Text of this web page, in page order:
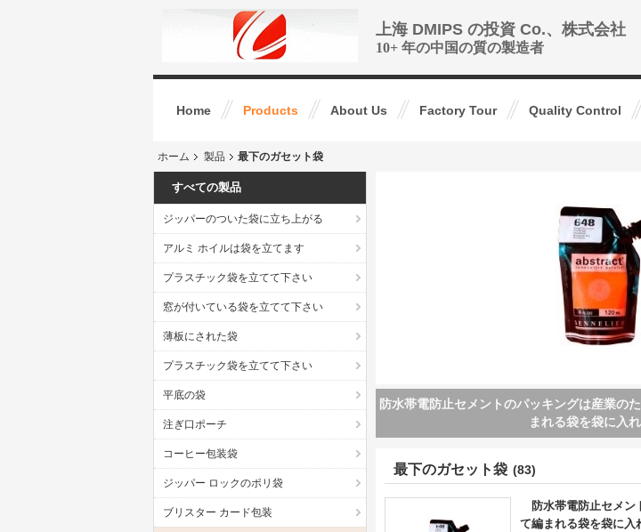
上海 DMIPS の投資 Co.、株式会社
10+ 年の中国の質の製造者
Home Products About Us Factory Tour Quality Control
ホーム 製品 最下のガセット袋
すべての製品
ジッパーのついた袋に立ち上がる
アルミ ホイルは袋を立てます
プラスチック袋を立てて下さい
窓が付いている袋を立てて下さい
薄板にされた袋
プラスチック袋を立てて下さい
平底の袋
注ぎ口ポーチ
コーヒー包装袋
ジッパー ロックのポリ袋
ブリスター カード包装
平底のガセット袋、コーヒーのための明確な
のブロックの底
最下のガセット袋 (83)
防水帯電防止セメ
て編まれる袋を袋に入